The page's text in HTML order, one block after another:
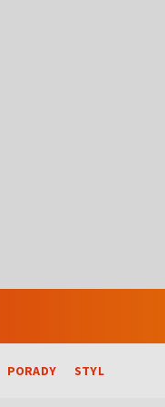
PORADY STYL